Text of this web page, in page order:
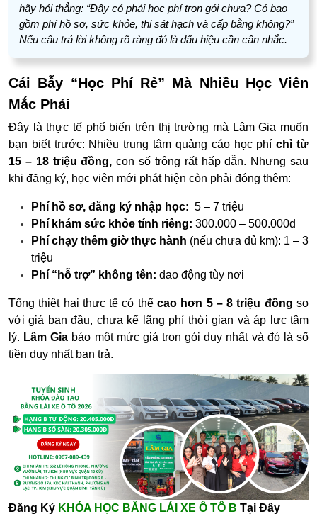
hãy hỏi thẳng: “Đây có phải học phí trọn gói chưa? Có bao
gồm phí hồ sơ, sức khỏe, thi sát hạch và cấp bằng không?”
Nếu câu trả lời không rõ ràng đó là dấu hiệu cần cân nhắc.
Cái Bẫy “Học Phí Rẻ” Mà Nhiều Học Viên
Mắc Phải
Đây là thực tế phổ biến trên thị trường mà Lâm Gia muốn
bạn biết trước: Nhiều trung tâm quảng cáo học phíchỉ từ
15 – 18 triệu đồng, con số trông rất hấp dẫn. Nhưng sau
khi đăng ký, học viên mới phát hiện còn phải đóng thêm:
Phí hồ sơ, đăng ký nhập học: 5 – 7 triệu
Phí khám sức khỏe tính riêng: 300.000 – 500.000đ
Phí chạy thêm giờ thực hành (nếu chưa đủ km): 1 – 3
triệu
Phí “hỗ trợ” không tên: dao động tùy nơi
Tổng thiệt hại thực tế có thể cao hơn 5 – 8 triệu đồng so
với giá ban đầu, chưa kể lãng phí thời gian và áp lực tâm
lý. Lâm Gia báo một mức giá trọn gói duy nhất và đó là số
tiền duy nhất bạn trả.
Đăng Ký KHÓA HỌC BẰNG LÁI XE Ô TÔ B Tại Đây